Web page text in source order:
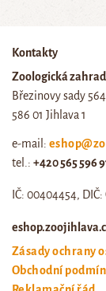
Kontakty
Zoologická
Březinovy sady
586 01 Jihlava 1
e-mail:
tel.: +420 565 596
IČ: 00404454,
Zásady ochrany
Obchodní